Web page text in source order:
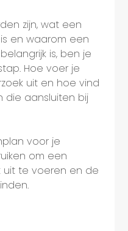
zijn, wat een
en waarom een
is, ben je
Hoe voer je
uit en hoe vind
die aansluiten bij
voor je
om een
uit te voeren en de